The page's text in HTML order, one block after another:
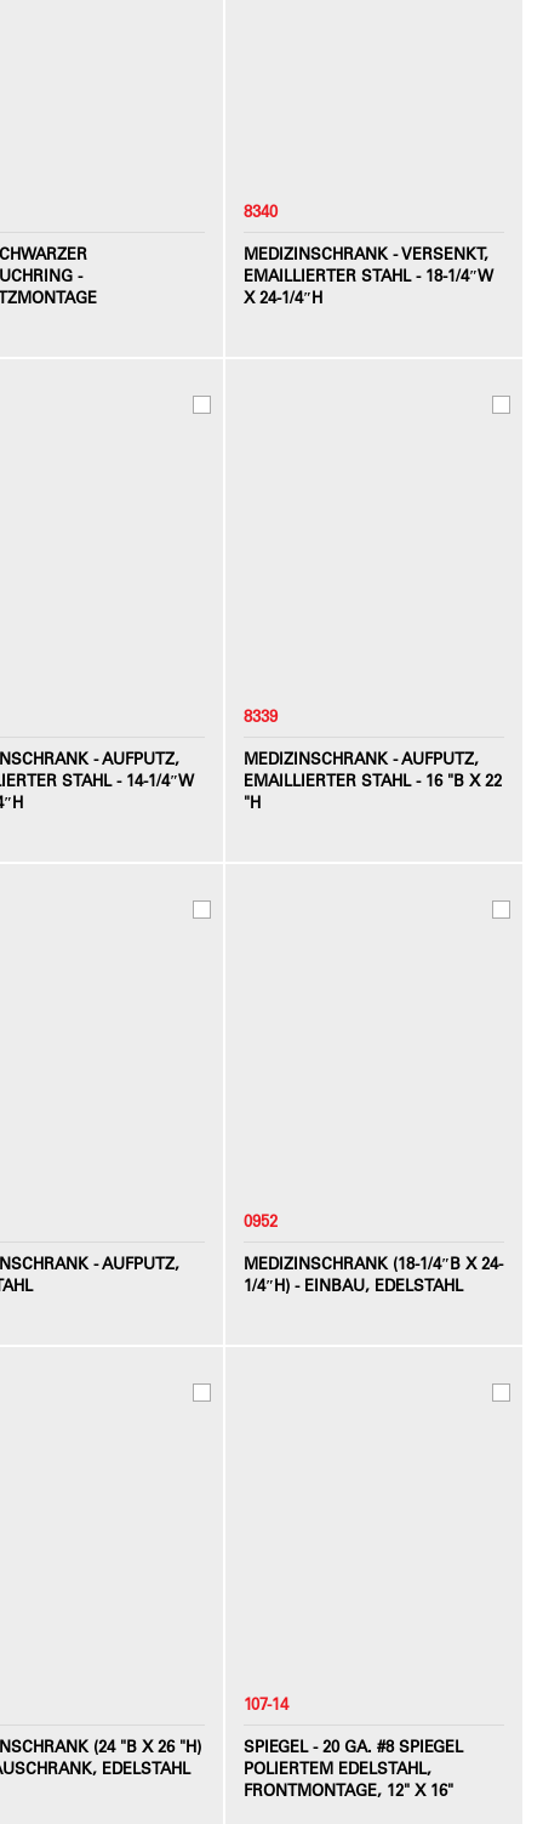
-
8340
MEDIZINSCHRANK - VERSENKT,
EMAILLIERTER STAHL - 18-1/4″W
X 24-1/4″H
- AUFPUTZ,
STAHL - 14-1/4″W
8339
MEDIZINSCHRANK - AUFPUTZ,
EMAILLIERTER STAHL - 16 "B X 22
"H
- AUFPUTZ,
0952
MEDIZINSCHRANK (18-1/4″B X 24-
1/4″H) - EINBAU, EDELSTAHL
(24 "B X 26 "H)
EDELSTAHL
107-14
SPIEGEL - 20 GA. #8 SPIEGEL
POLIERTEM EDELSTAHL,
FRONTMONTAGE, 12" X 16"